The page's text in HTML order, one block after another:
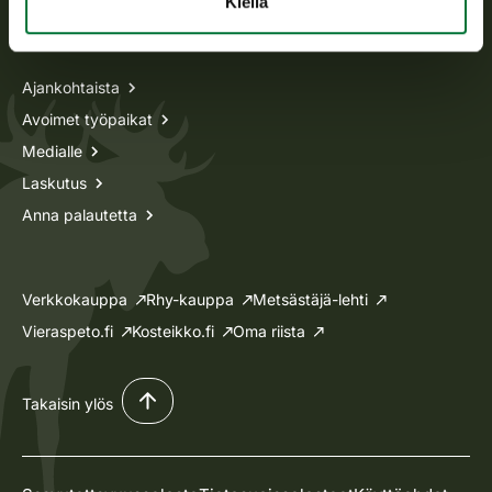
Tietoa meistä
Ajankohtaista
Avoimet työpaikat
Medialle
Laskutus
Anna palautetta
Verkkokauppa Rhy-kauppa
Metsästäjä-lehti
Vieraspeto.fi
Kosteikko.fi Oma riista
Takaisin ylös